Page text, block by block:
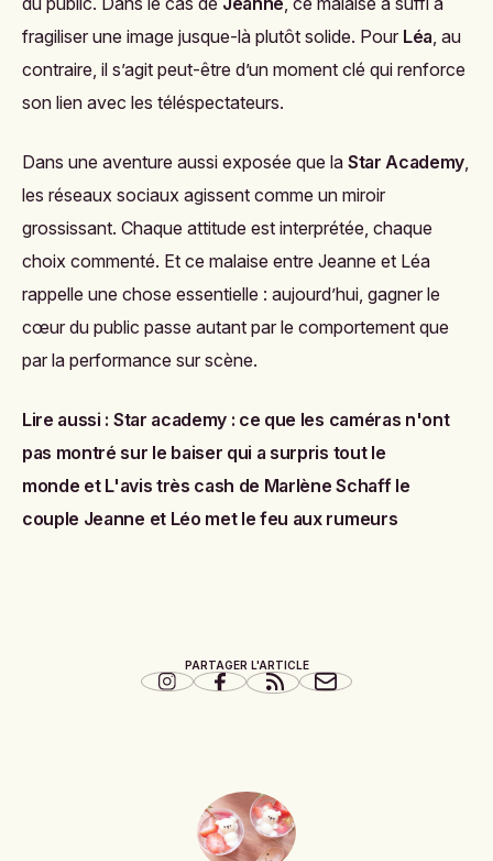
fragiliser une image jusque-là plutôt solide. Pour Léa , au
contraire, il s’agit peut-être d’un moment clé qui renforce
son lien avec les téléspectateurs.
Dans une aventure aussi exposée que la Star Academy
les réseaux sociaux agissent comme un miroir
grossissant. Chaque attitude est interprétée, chaque
choix commenté. Et ce malaise entre Jeanne et Léa
rappelle une chose essentielle : aujourd’hui, gagner le
cœur du public passe autant par le comportement que
par la performance sur scène.
Lire aussi : Star academy : ce que les caméras n'ont
pas montré sur le baiser qui a surpris tout le
monde et L'avis très cash de Marlène Schaff le
couple Jeanne et Léo met le feu aux rumeurs
PARTAGER L'ARTICLE